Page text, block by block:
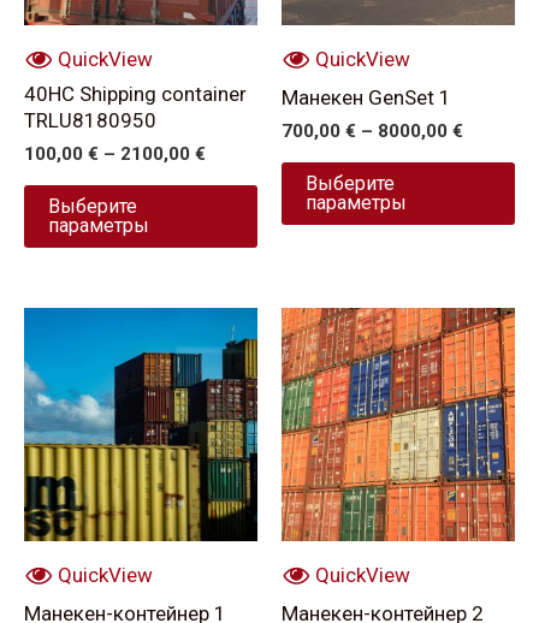
QuickView
40HC Shipping container
TRLU8180950
100,00 € – 2100,00 €
Выберите
параметры
можно
странице
товара.
QuickView
Манекен GenSet 1
700,00 € – 8000,00 €
Выберите
параметры
QuickView
Манекен-контейнер 1
Этот
товар
имеет
несколько
вариаций.
Опции
можно
QuickView
Манекен-контейнер 2